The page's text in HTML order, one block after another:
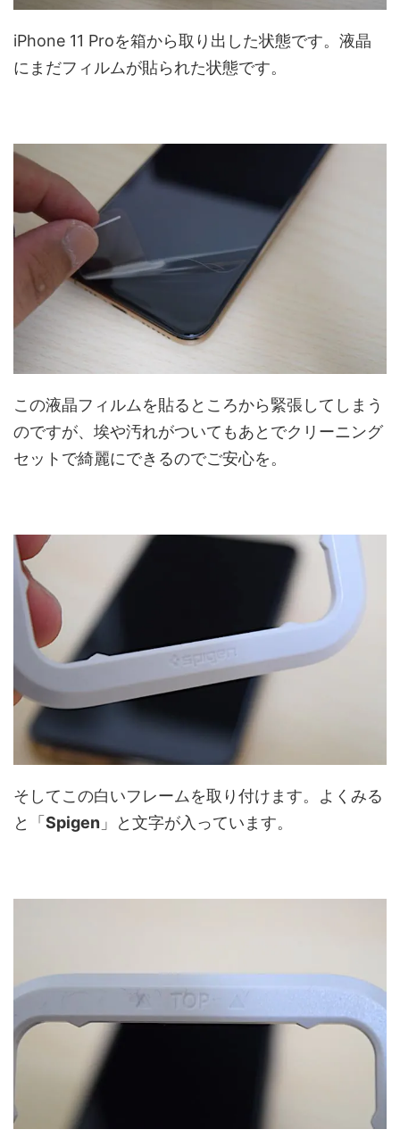
iPhone 11 Proを箱から取り出した状態です。液晶
にまだフィルムが貼られた状態です。
この液晶フィルムを貼るところから緊張してしまう
のですが、埃や汚れがついてもあとでクリーニング
セットで綺麗にできるのでご安心を。
そしてこの白いフレームを取り付けます。よくみる
と「 Spigen 」と文字が入っています。